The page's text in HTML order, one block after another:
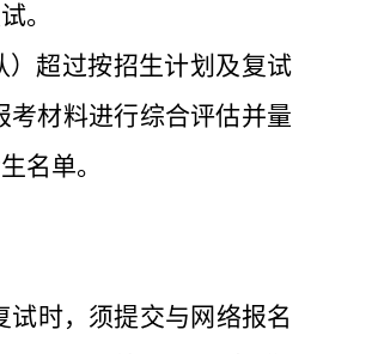
。
）超过按招生计划及复试
考材料进行综合评估并量
名单。
试时，须提交与网络报名